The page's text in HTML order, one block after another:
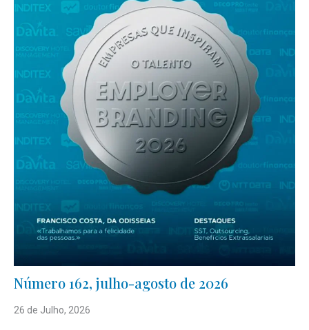
Número 162, julho-agosto de 2026
26 de Julho, 2026